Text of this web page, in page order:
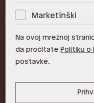
Raspoloživost po
Poslovnica
Marketinški
Na ovoj mrežnoj
da pročitate Politiku o
postavke.